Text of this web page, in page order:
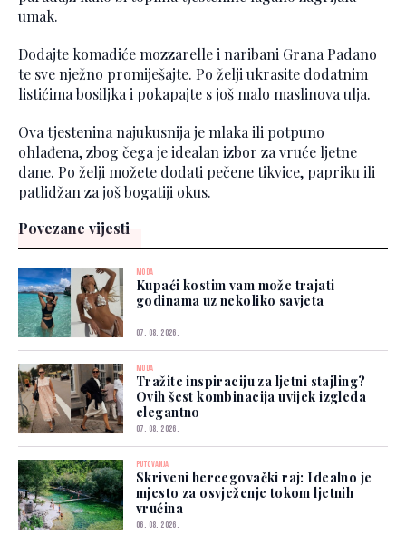
umak.
Dodajte komadiće mozzarelle i naribani Grana Padano
te sve nježno promiješajte. Po želji ukrasite dodatnim
listićima bosiljka i pokapajte s još malo maslinova ulja.
Ova tjestenina najukusnija je mlaka ili potpuno
ohlađena, zbog čega je idealan izbor za vruće ljetne
dane. Po želji možete dodati pečene tikvice, papriku ili
patlidžan za još bogatiji okus.
Povezane vijesti
MODA
Kupaći kostim vam može trajati
godinama uz nekoliko savjeta
07. 08. 2026.
MODA
Tražite inspiraciju za ljetni stajling?
Ovih šest kombinacija uvijek izgleda
elegantno
07. 08. 2026.
PUTOVANJA
Skriveni hercegovački raj: Idealno je
mjesto za osvježenje tokom ljetnih
vrućina
06. 08. 2026.